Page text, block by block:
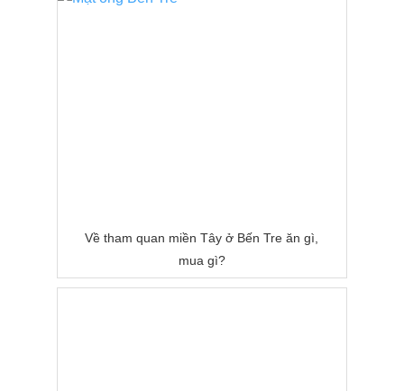
Về tham quan miền Tây ở Bến Tre ăn gì,
mua gì?